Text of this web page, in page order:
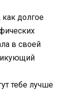
долгое
в своей
тебе лучше